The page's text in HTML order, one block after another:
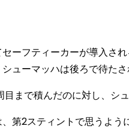
ーフティーカーが導入さ
ューマッハは後ろで待た
まで積んだのに対し、シ
第2スティントで思うよ